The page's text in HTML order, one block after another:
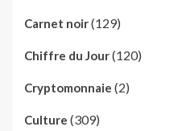
Carnet noir(129)
Chiffre du Jour(120)
Cryptomonnaie (2)
Culture (309)